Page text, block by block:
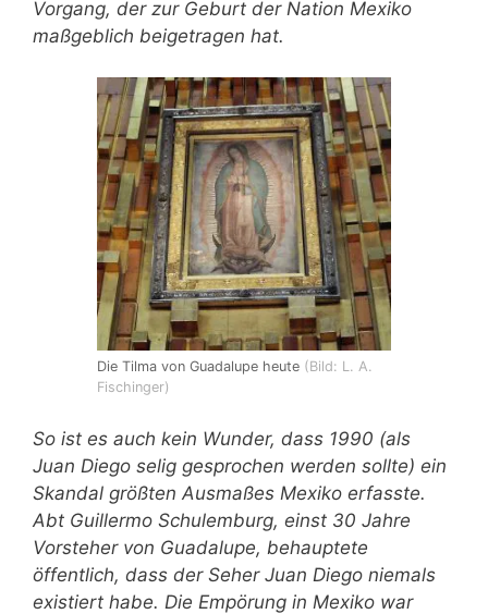
Vorgang, der zur Geburt der Nation Mexiko
maßgeblich beigetragen hat.
Die Tilma von Guadalupe heute (Bild: L. A.
Fischinger)
So ist es auch kein Wunder, dass 1990 (als
Juan Diego selig gesprochen werden sollte) ein
Skandal größten Ausmaßes Mexiko erfasste.
Abt Guillermo Schulemburg, einst 30 Jahre
Vorsteher von Guadalupe, behauptete
öffentlich, dass der Seher Juan Diego niemals
existiert habe. Die Empörung in Mexiko war